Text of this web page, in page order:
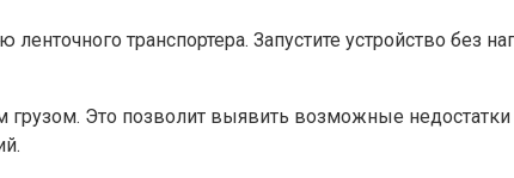
транспортера. Запустите устройство без
грузом. Это позволит выявить возможные